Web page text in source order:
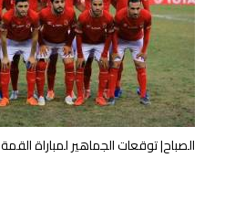
الصباح| توقعات الجماهير لمباراة القمة